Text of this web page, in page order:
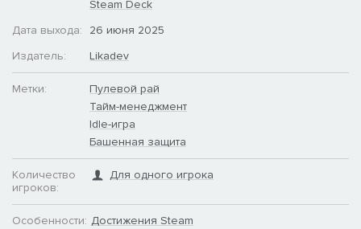
Steam Deck
Дата выхода:
26 июня 2025
Издатель:
Likadev
Метки:
Пулевой рай
Тайм-менеджмент
Idle-игра
Башенная защита
Количество
игроков:
Для одного игрока
Особенности: Достижения Steam